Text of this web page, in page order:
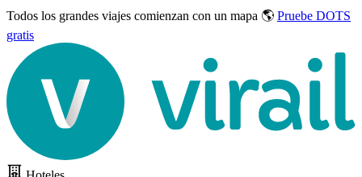
Todos los grandes viajes comienzan con un mapa 🌎 Pruebe DOTS
gratis